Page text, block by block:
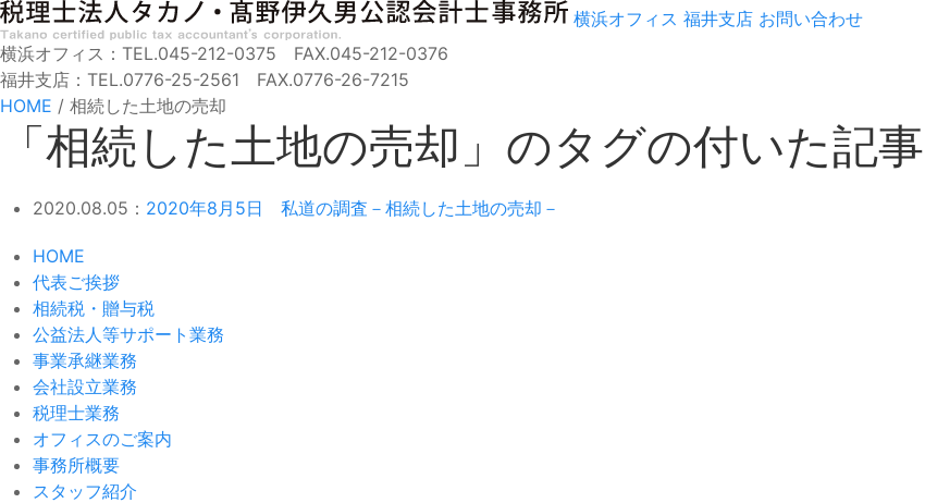
横浜オフィス 福井支店 お問い合わせ
横浜オフィス：TEL.045-212-0375 FAX.045-212-0376
福井支店：TEL.0776-25-2561 FAX.0776-26-7215
HOME / 相続した土地の売却
「相続した土地の売却」のタグの付いた記事
2020.08.05： 2020年8月5日 私道の調査－相続した土地の売却－
HOME
代表ご挨拶
相続税・贈与税
公益法人等サポート業務
事業承継業務
会社設立業務
税理士業務
オフィスのご案内
事務所概要
スタッフ紹介